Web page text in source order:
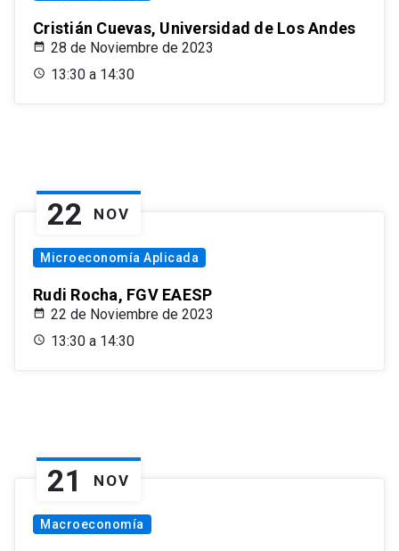
Cristián Cuevas, Universidad de Los Andes
28 de Noviembre de 2023
13:30 a 14:30
22 NOV
Microeconomía Aplicada
Rudi Rocha, FGV EAESP
22 de Noviembre de 2023
13:30 a 14:30
21 NOV
Macroeconomía